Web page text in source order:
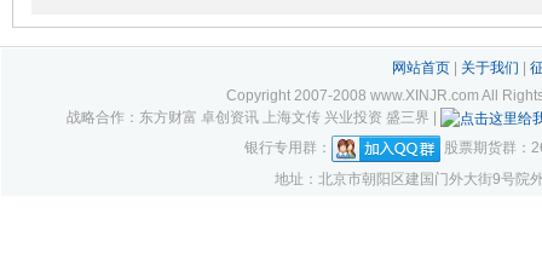
网站首页| 关于我们
Copyright 2007-2008 www.XINJR.com All
战略合作：东方财富 卓创资讯 上海文传 兴业投资 盛三界 |
银行专用群：
股票期货群：
地址：北京市朝阳区建国门外大街9号院